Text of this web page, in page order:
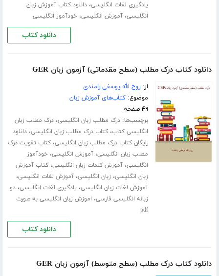
یادگیری لغات انگلیسی،دانلود کتاب آموزش زبان
انگلیسی،آموزش انگلیسی، خودآموز انگلیسی
دانلود کتاب
دانلود کتاب درک مطلب (سطح مقدماتی) آزمون زبان GER
از:روح الله یوسفی رامندی
موضوع:کتاب‌های آموزش زبان
۴۹ صفحه
برچسب‌ها:درک مطلب زبان انگلیسی،درک مطلب زبان
انگلیسی کتاب،کتاب درک مطلب زبان انگلیسی،دانلود
رایگان کتاب درک مطلب زبان انگلیسی،کتاب تقویت درک
مطلب زبان انگلیسی،آموزش انگلیسی، خودآموز
انگلیسی،آموزش کلمات زبان انگلیسی،کتاب آموزش
زبان انگلیسی، زبان انگلیسی،آموزش لغات انگلیسی،
آموزش لغات زبان انگلیسی، یادگیری لغات انگلیسی،دو
زبانه انگلیسی فارسی، اموزش زبان انگلیسی به صورت
pdf
دانلود کتاب
دانلود کتاب درک مطلب (سطح متوسط) آزمون زبان GER